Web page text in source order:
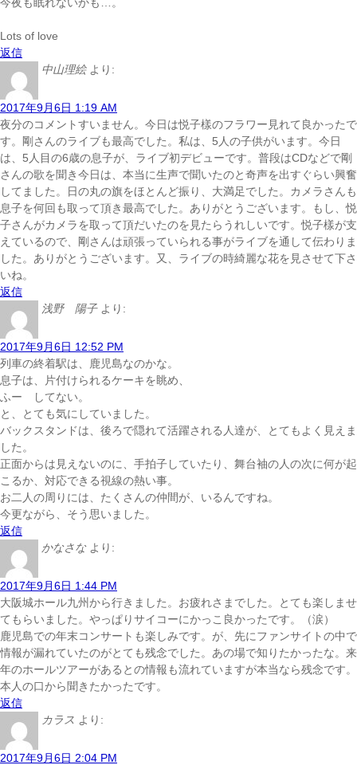
Lots of love
返信
中山理絵 より:
2017年9月6日 1:19 AM
夜分のコメントすいません。今日は悦子樣のフラワー見れて良かったで
す。剛さんのライブも最高でした。私は、5人の子供がいます。今日
は、5人目の6歳の息子が、ライブ初デビューです。普段はCDなどで剛
さんの歌を聞き今日は、本当に生声で聞いたのと奇声を出すぐらい興奮
してました。日の丸の旗をほとんど振り、大満足でした。カメラさんも
息子を何回も取って頂き最高でした。ありがとうございます。もし、悦
子さんがカメラを取って頂だいたのを見たらうれしいです。悦子樣が支
えているので、剛さんは頑張っていられる事がライブを通して伝わりま
した。ありがとうございます。又、ライブの時綺麗な花を見させて下さ
いね。
返信
浅野 陽子 より:
2017年9月6日 12:52 PM
列車の終着駅は、鹿児島なのかな。
息子は、片付けられるケーキを眺め、
ふー してない。
と、とても気にしていました。
バックスタンドは、後ろで隠れて活躍される人達が、とてもよく見えま
した。
正面からは見えないのに、手拍子していたり、舞台袖の人の次に何が起
こるか、対応できる視線の熱い事。
お二人の周りには、たくさんの仲間が、いるんですね。
今更ながら、そう思いました。
返信
かなさな より:
2017年9月6日 1:44 PM
大阪城ホール九州から行きました。お疲れさまでした。とても楽しませ
てもらいました。やっぱりサイコーにかっこ良かったです。（涙）
鹿児島での年末コンサートも楽しみです。が、先にファンサイトの中で
情報が漏れていたのがとても残念でした。あの場で知りたかったな。来
年のホールツアーがあるとの情報も流れていますが本当なら残念です。
本人の口から聞きたかったです。
返信
カラス より:
2017年9月6日 2:04 PM